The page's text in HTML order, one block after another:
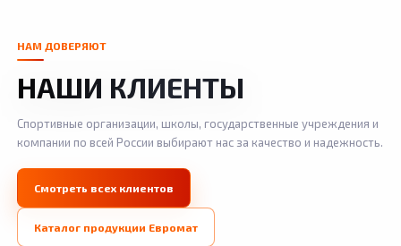
НАМ ДОВЕРЯЮТ
НАШИ КЛИЕНТЫ
Спортивные организации, школы, государственные учреждения и
компании по всей России выбирают нас за качество и надежность.
Смотреть всех клиентов
Каталог продукции Евромат